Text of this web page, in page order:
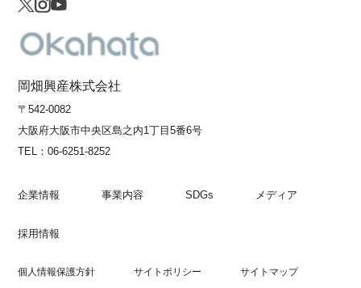
岡畑興産株式会社
〒542-0082
大阪府大阪市中央区島之内1丁目5番6号
TEL：06-6251-8252
企業情報 事業内容 SDGs メディア
採用情報
個人情報保護方針 サイトポリシー サイトマップ